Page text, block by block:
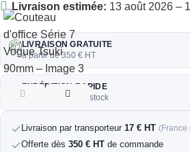
Livraison estimée: 13 août 2026 –
LIVRAISON GRATUITE
à partir de 350 € HT
EXPÉDITION RAPIDE
sous 24/48h si en stock
Livraison par transporteur 17 € HT (France
Offerte dès 350 € HT de commande